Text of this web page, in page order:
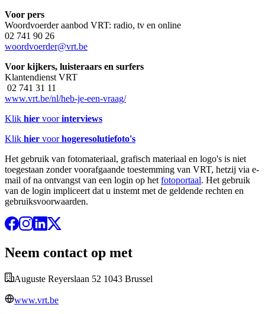
Voor pers
Woordvoerder aanbod VRT: radio, tv en online
02 741 90 26
woordvoerder@vrt.be
Voor kijkers, luisteraars en surfers
Klantendienst VRT
02 741 31 11
www.vrt.be/nl/heb-je-een-vraag/
Klik hier voorinterviews
Klik hier voorhogeresolutiefoto's
Het gebruik van fotomateriaal, grafisch materiaal en logo's is niet
toegestaan zonder voorafgaande toestemming van VRT, hetzij via e-
mail of na ontvangst van een login op het fotoportaal. Het gebruik
van de login impliceert dat u instemt met de geldende rechten en
gebruiksvoorwaarden.
Neem contact op met
Auguste Reyerslaan 52 1043 Brussel
www.vrt.be